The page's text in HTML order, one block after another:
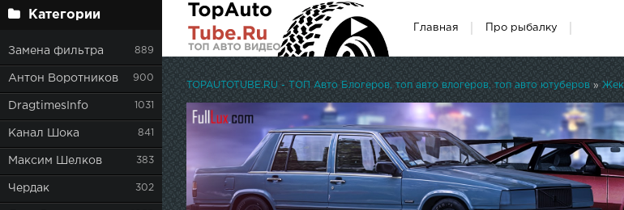
Категории
Замена фильтра 889
Антон Воротников 900
DragtimesInfo 1031
Канал Шока 841
Максим Шелков 383
Чердак 302
Главная Про рыбалку
TOPAUTOTUBE.RU - ТОП Авто Блогеров, топ авто влогеров, топ авто ютуберов»